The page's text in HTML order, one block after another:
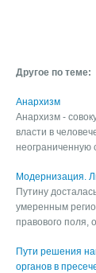
Другое по теме:
Анархизм
Анархизм -
власти в
неограниченную
Модернизация.
Путину
умеренным
правового поля,
Пути решения
органов в